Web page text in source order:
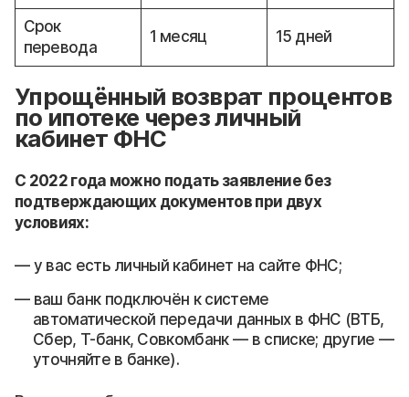
Срок
перевода
1 месяц 15 дней
Упрощённый возврат процентов
по ипотеке через личный
кабинет ФНС
С 2022 года можно подать заявление без
подтверждающих документов при двух
условиях:
у вас есть личный кабинет на сайте ФНС;
ваш банк подключён к системе
автоматической передачи данных в ФНС (ВТБ,
Сбер, Т-банк, Совкомбанк — в списке; другие —
уточняйте в банке).